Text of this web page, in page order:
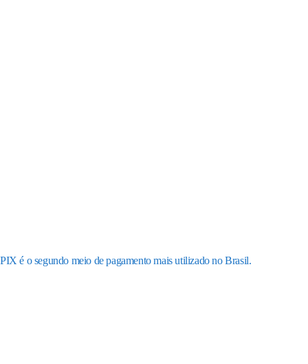
PIX é o segundo meio de pagamento mais utilizado no Brasil.